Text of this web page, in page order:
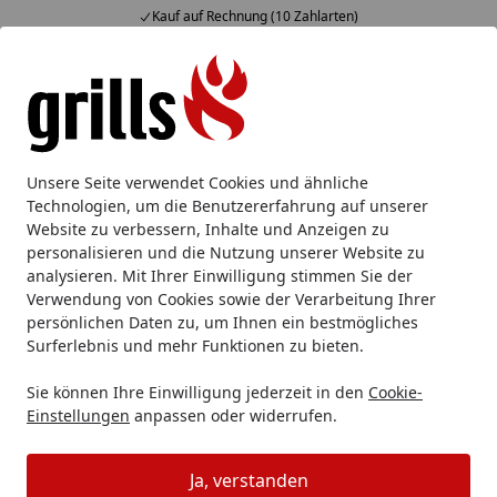
Unsere Seite verwendet Cookies und ähnliche
Technologien, um die Benutzererfahrung auf unserer
Website zu verbessern, Inhalte und Anzeigen zu
personalisieren und die Nutzung unserer Website zu
analysieren. Mit Ihrer Einwilligung stimmen Sie der
Verwendung von Cookies sowie der Verarbeitung Ihrer
persönlichen Daten zu, um Ihnen ein bestmögliches
Surferlebnis und mehr Funktionen zu bieten.
Sie können Ihre Einwilligung jederzeit in den Cookie-
Einstellungen anpassen oder widerrufen.
Ja, verstanden
Kauf auf Rechnung (10 Zahlarten)
Alle Produkte
Mein Konto
Suchen
Nesmuk Soul
Startseite
Extrem scharf, extrem standfest: Das sind die